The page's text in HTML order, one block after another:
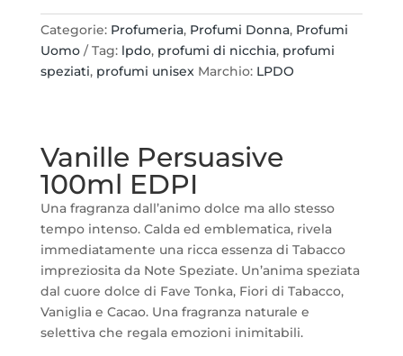
EDPI
quantità
Categorie: Profumeria, Profumi Donna, Profumi
Uomo
Tag: lpdo, profumi di nicchia, profumi
speziati, profumi unisex Marchio: LPDO
Vanille Persuasive
100ml EDPI
Una fragranza dall’animo dolce ma allo stesso
tempo intenso. Calda ed emblematica, rivela
immediatamente una ricca essenza di Tabacco
impreziosita da Note Speziate. Un’anima speziata
dal cuore dolce di Fave Tonka, Fiori di Tabacco,
Vaniglia e Cacao. Una fragranza naturale e
selettiva che regala emozioni inimitabili.